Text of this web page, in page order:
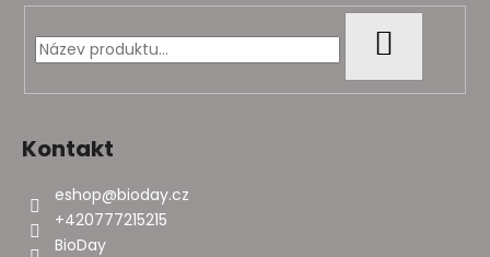
Kontakt
eshop@bioday.cz
+420777215215
BioDay